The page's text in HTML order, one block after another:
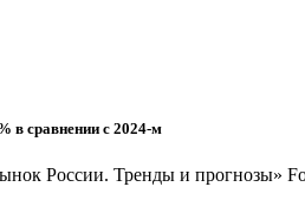
в сравнении с 2024-м
России. Тренды и прогнозы»